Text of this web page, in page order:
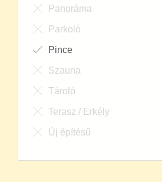
Panoráma
Parkoló
Pince
Szauna
Tároló
Terasz / Erkély
Új építésű